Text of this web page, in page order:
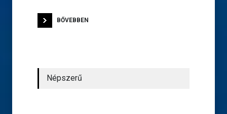
BŐVEBBEN
Népszerű